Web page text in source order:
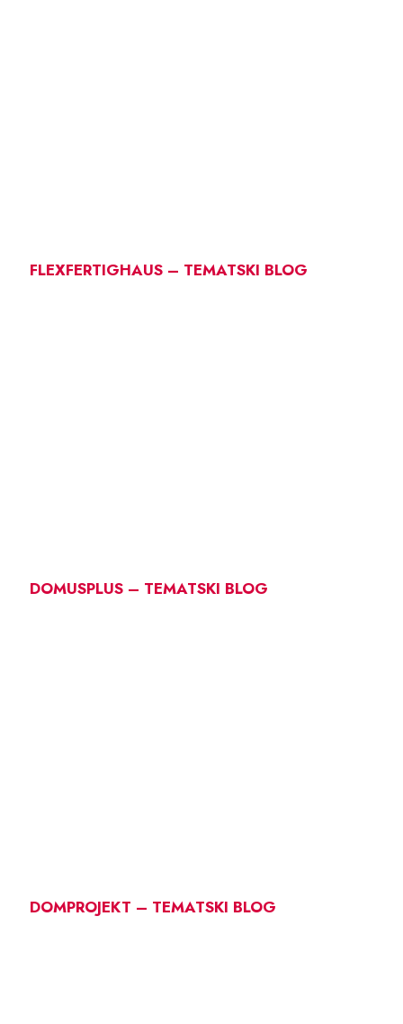
FLEXFERTIGHAUS – TEMATSKI BLOG
DOMUSPLUS – TEMATSKI BLOG
DOMPROJEKT – TEMATSKI BLOG